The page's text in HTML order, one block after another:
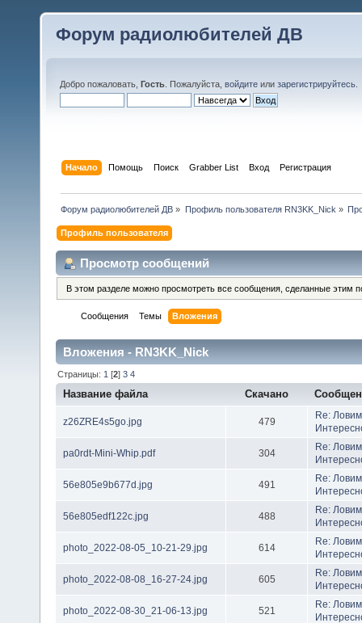
Форум радиолюбителей ДВ
Добро пожаловать, Гость . Пожалуйста, войдите или зарегистрируйтесь
Начало Помощь Поиск Grabber List Вход Регистрация
Форум радиолюбителей ДВ » Профиль пользователя RN3KK_Nick »
Профиль пользователя
Просмотр сообщений
В этом разделе можно просмотреть все сообщения, сделанные этим
Сообщения Темы Вложения
Вложения - RN3KK_Nick
Страницы: 1 [2]3 4
Название файла Скачано
z26ZRE4s5go.jpg 479
Re:
pa0rdt-Mini-Whip.pdf 304
Re:
56e805e9b677d.jpg 491
Re:
56e805edf122c.jpg 488
Re:
photo_2022-08-05_10-21-29.jpg 614
Re:
photo_2022-08-08_16-27-24.jpg 605
Re:
photo_2022-08-30_21-06-13.jpg 521
Re: